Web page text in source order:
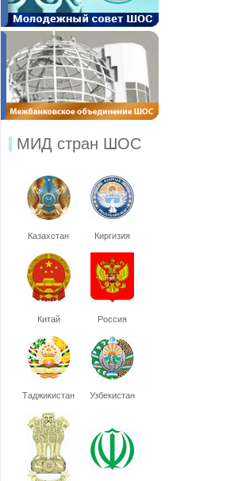
МИД стран ШОС
Казахстан Киргизия
Китай Россия
Таджикистан Узбекистан